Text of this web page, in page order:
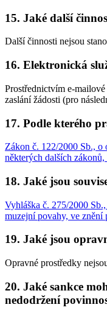
15. Jaké další
Další činnosti nejsou
16. Elektronická
Prostřednictvím e-mailové
zaslání žádosti (pro
17. Podle kterého
Zákon č. 122/2000 Sb., o
některých dalších
18. Jaké jsou
Vyhláška č. 275/2000
muzejní povahy, ve znění
19. Jaké jsou
Opravné prostředky
20. Jaké sankce
nedodržení